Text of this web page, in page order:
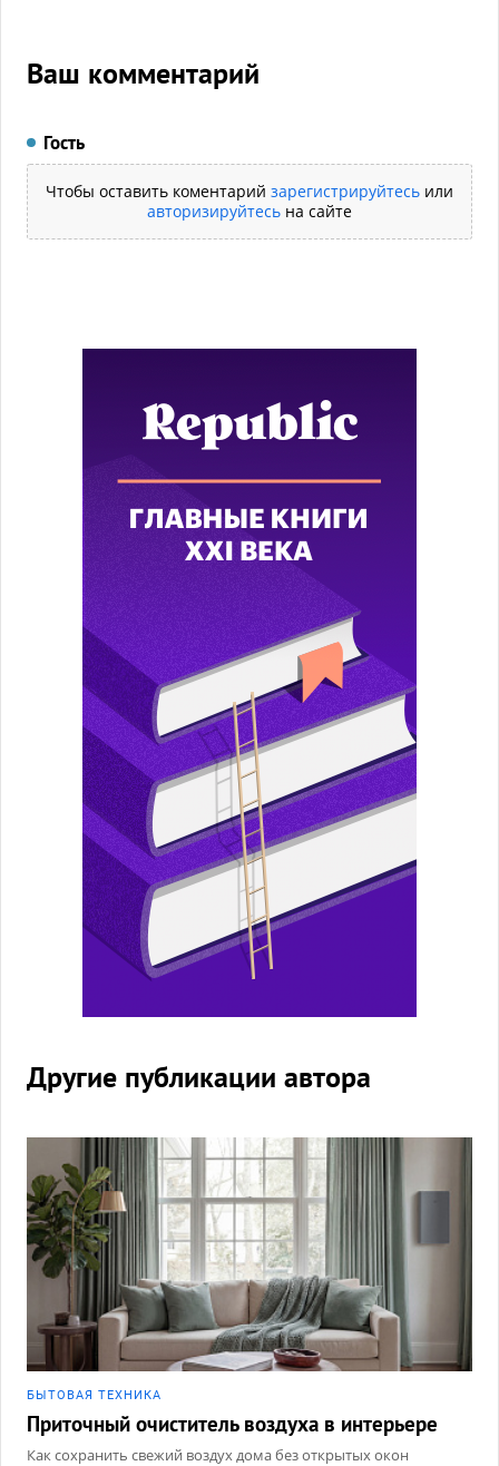
Ваш комментарий
Гость
Чтобы оставить коментарий зарегистрируйтесь или
авторизируйтесь на сайте
Другие публикации автора
БЫТОВАЯ ТЕХНИКА
Приточный очиститель воздуха в интерьере
Как сохранить свежий воздух дома без открытых окон